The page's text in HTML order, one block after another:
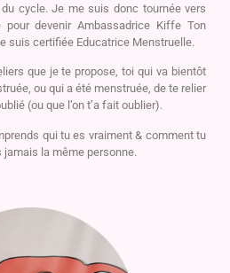
cycle. Je me suis donc tournée vers
pour devenir Ambassadrice Kiffe Ton
suis certifiée Educatrice Menstruelle.
que je te propose, toi qui va bientôt
ou qui a été menstruée, de te relier
(ou que l’on t’a fait oublier).
qui tu es vraiment & comment tu
la même personne.